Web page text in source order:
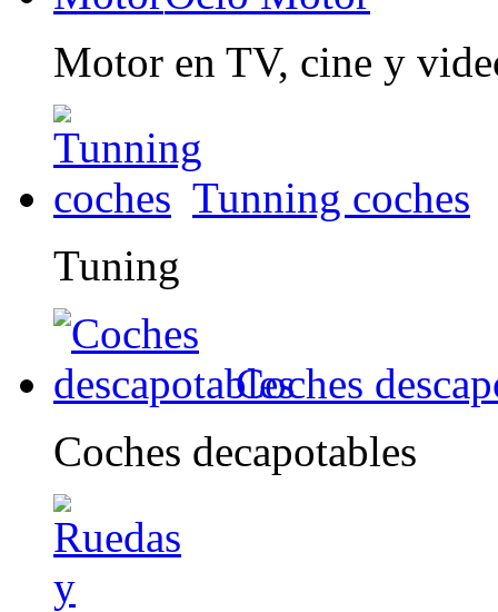
Motor en TV, cine y
Tunning coches
Tuning
Coches
Coches decapotables